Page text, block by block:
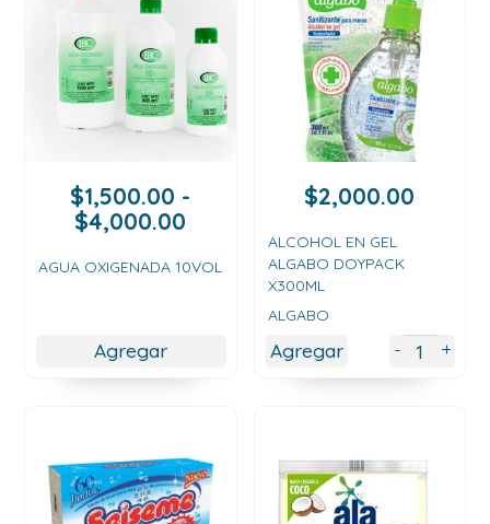
$1,500.00 -
$4,000.00
precios:
$1,500.00
$4,000.00
AGUA OXIGENADA 10VOL
Agregar
$2,000.00
ALCOHOL EN GEL
ALGABO DOYPACK
X300ML
ALGABO
Agregar - +